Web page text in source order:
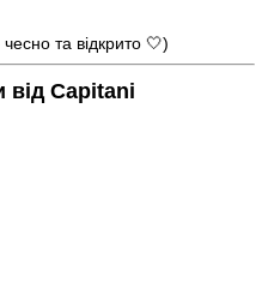
та відкрито 🤍)
від Capitani